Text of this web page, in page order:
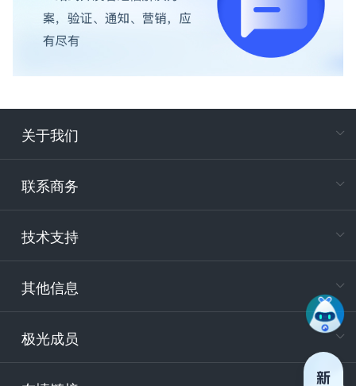
关于我们
联系商务
技术支持
其他信息
极光成员
电
400-
技
安